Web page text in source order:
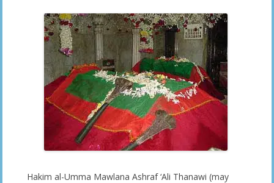
Hakim al-Umma Mawlana Ashraf ‘Ali Thanawi (may